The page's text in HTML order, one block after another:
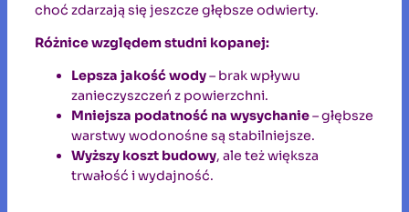
choć zdarzają się jeszcze głębsze odwierty.
Różnice względem studni kopanej:
Lepsza jakość wody– brak wpływu
zanieczyszczeń z powierzchni.
Mniejsza podatność na wysychanie– głębsze
warstwy wodonośne są stabilniejsze.
Wyższy koszt budowy, ale też większa
trwałość i wydajność.